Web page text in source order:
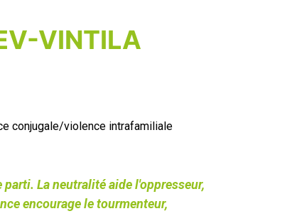
VINTILA
conjugale/violence intrafamiliale
La neutralité aide l'oppresseur,
encourage le tourmenteur,